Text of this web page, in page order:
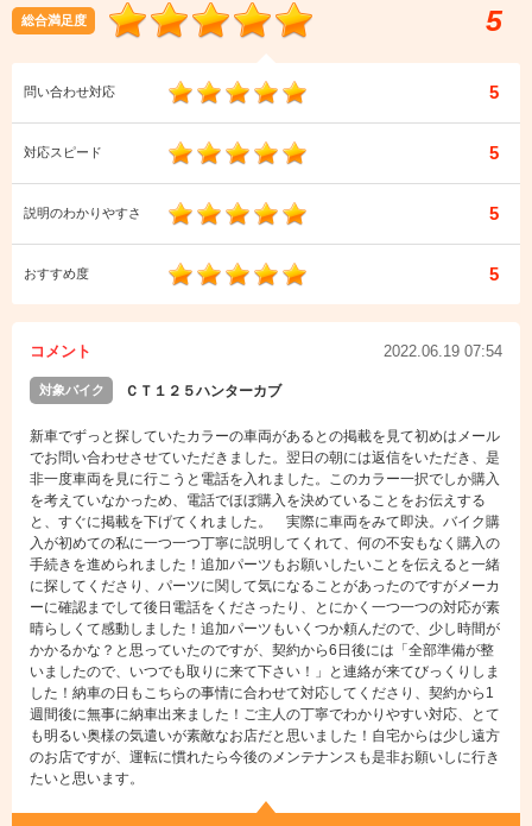
総合満足度 5
問い合わせ対応 5
対応スピード 5
説明のわかりやすさ 5
おすすめ度 5
コメント 2022.06.19 07:54
対象バイク ＣＴ１２５ハンターカブ
新車でずっと探していたカラーの車両があるとの掲載を見て初めはメール
でお問い合わせさせていただきました。翌日の朝には返信をいただき、是
非一度車両を見に行こうと電話を入れました。このカラー一択でしか購入
を考えていなかっため、電話でほぼ購入を決めていることをお伝えする
と、すぐに掲載を下げてくれました。 実際に車両をみて即決。バイク購
入が初めての私に一つ一つ丁寧に説明してくれて、何の不安もなく購入の
手続きを進められました！追加パーツもお願いしたいことを伝えると一緒
に探してくださり、パーツに関して気になることがあったのですがメーカ
ーに確認までして後日電話をくださったり、とにかく一つ一つの対応が素
晴らしくて感動しました！追加パーツもいくつか頼んだので、少し時間が
かかるかな？と思っていたのですが、契約から6日後には「全部準備が整
いましたので、いつでも取りに来て下さい！」と連絡が来てびっくりしま
した！納車の日もこちらの事情に合わせて対応してくださり、契約から1
週間後に無事に納車出来ました！ご主人の丁寧でわかりやすい対応、とて
も明るい奥様の気遣いが素敵なお店だと思いました！自宅からは少し遠方
のお店ですが、運転に慣れたら今後のメンテナンスも是非お願いしに行き
たいと思います。